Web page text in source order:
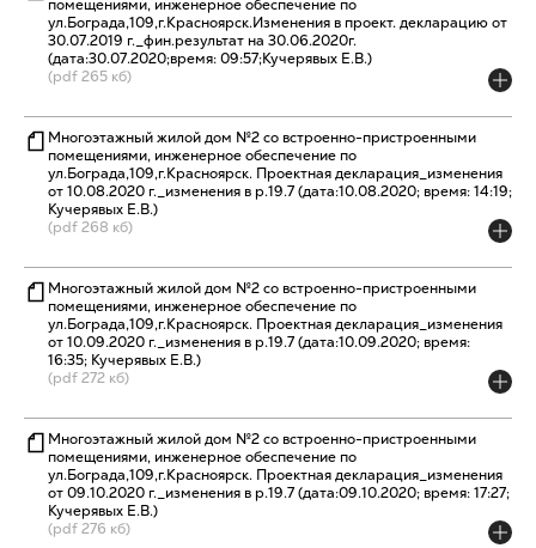
помещениями, инженерное обеспечение по
ул.Бограда,109,г.Красноярск.Изменения в проект. декларацию от
30.07.2019 г._фин.результат на 30.06.2020г.
(дата:30.07.2020;время: 09:57;Кучерявых Е.В.)
(pdf 265 кб)
Многоэтажный жилой дом №2 со встроенно-пристроенными
помещениями, инженерное обеспечение по
ул.Бограда,109,г.Красноярск. Проектная декларация_изменения
от 10.08.2020 г._изменения в р.19.7 (дата:10.08.2020; время: 14:19;
Кучерявых Е.В.)
(pdf 268 кб)
Многоэтажный жилой дом №2 со встроенно-пристроенными
помещениями, инженерное обеспечение по
ул.Бограда,109,г.Красноярск. Проектная декларация_изменения
от 10.09.2020 г._изменения в р.19.7 (дата:10.09.2020; время:
16:35; Кучерявых Е.В.)
(pdf 272 кб)
Многоэтажный жилой дом №2 со встроенно-пристроенными
помещениями, инженерное обеспечение по
ул.Бограда,109,г.Красноярск. Проектная декларация_изменения
от 09.10.2020 г._изменения в р.19.7 (дата:09.10.2020; время: 17:27;
Кучерявых Е.В.)
(pdf 276 кб)